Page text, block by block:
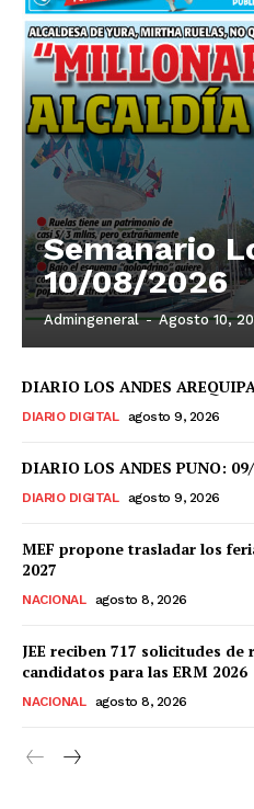
Semanario
10/08/2026
Admingeneral - Agosto 10,
DIARIO LOS ANDES
DIARIO DIGITAL agosto 9, 2026
DIARIO LOS ANDES PUNO:
DIARIO DIGITAL agosto 9, 2026
MEF propone trasladar los
2027
NACIONAL agosto 8, 2026
JEE reciben 717 solicitudes
candidatos para las ERM 2026
NACIONAL agosto 8, 2026